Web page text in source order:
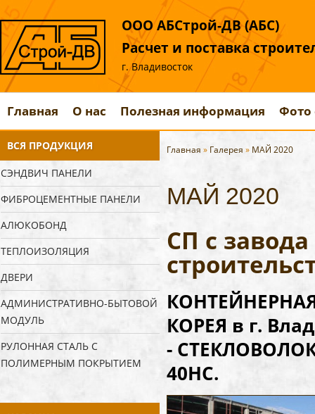
ООО АБСтрой-ДВ (АБС)
Расчет и поставка
г. Владивосток
Главная О нас Полезная информация Фото
ВСЯ ПРОДУКЦИЯ
СЭНДВИЧ ПАНЕЛИ
ФИБРОЦЕМЕНТНЫЕ ПАНЕЛИ
АЛЮКОБОНД
ТЕПЛОИЗОЛЯЦИЯ
ДВЕРИ
АДМИНИСТРАТИВНО-БЫТОВОЙ
МОДУЛЬ
РУЛОННАЯ СТАЛЬ С
ПОЛИМЕРНЫМ ПОКРЫТИЕМ
Главная » Галерея » МАЙ 2020
МАЙ 2020
СП с
КОРЕЯ в г.
-
40НС.